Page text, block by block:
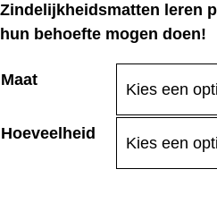
Zindelijkheidsmatten leren
hun behoefte mogen doen!
Maat
Hoeveelheid